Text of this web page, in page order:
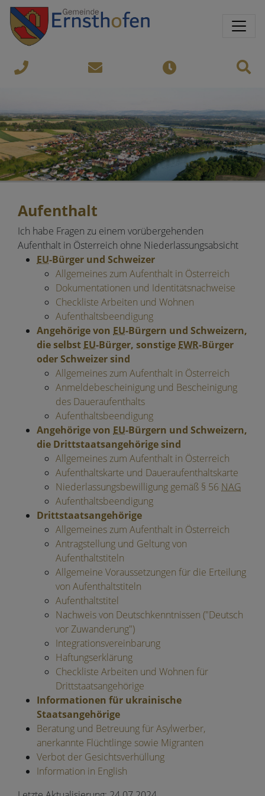
Sprungmarken
Springe direkt zu:
8450
Aufenthalt
Ich habe Fragen zu einem vorübergehenden
Aufenthalt in Österreich ohne Niederlassungsabsicht
EU-Bürger und Schweizer
Allgemeines zum Aufenthalt in Österreich
Dokumentationen und Identitätsnachweise
Checkliste Arbeiten und Wohnen
Aufenthaltsbeendigung
Angehörige von EU-Bürgern und Schweizern,
die selbst EU-Bürger, sonstige EWR-Bürger
oder Schweizer sind
Allgemeines zum Aufenthalt in Österreich
Anmeldebescheinigung und Bescheinigung
des Daueraufenthalts
Aufenthaltsbeendigung
Angehörige von EU-Bürgern und Schweizern,
die Drittstaatsangehörige sind
Allgemeines zum Aufenthalt in Österreich
Aufenthaltskarte und Daueraufenthaltskarte
Niederlassungsbewilligung gemäß § 56 NAG
Aufenthaltsbeendigung
Drittstaatsangehörige
Allgemeines zum Aufenthalt in Österreich
Antragstellung und Geltung von
Aufenthaltstiteln
Allgemeine Voraussetzungen für die Erteilung
von Aufenthaltstiteln
Aufenthaltstitel
Nachweis von Deutschkenntnissen ("Deutsch
vor Zuwanderung")
Integrationsvereinbarung
Haftungserklärung
Checkliste Arbeiten und Wohnen für
Drittstaatsangehörige
Informationen für ukrainische
Staatsangehörige
Beratung und Betreuung für Asylwerber,
anerkannte Flüchtlinge sowie Migranten
Verbot der Gesichtsverhüllung
Information in English